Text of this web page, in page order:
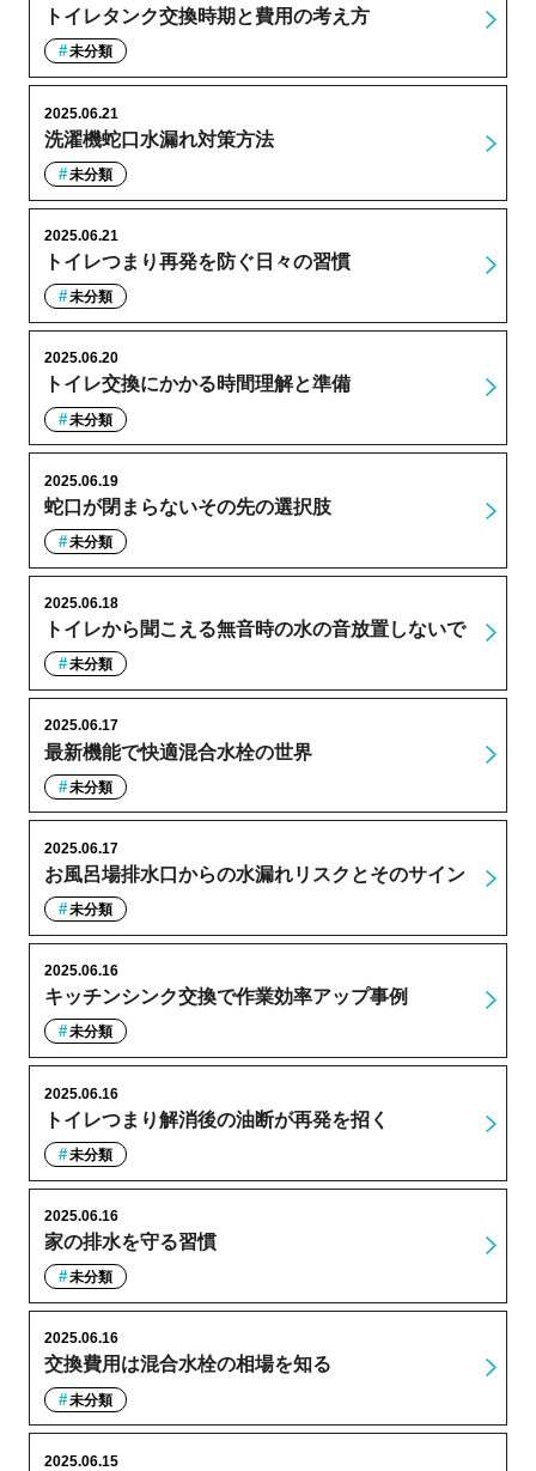
トイレタンク交換時期と費用の考え方
未分類
洗濯機蛇口水漏れ対策方法
2025.06.21
未分類
トイレつまり再発を防ぐ日々の習慣
2025.06.21
未分類
トイレ交換にかかる時間理解と準備
2025.06.20
未分類
蛇口が閉まらないその先の選択肢
2025.06.19
未分類
トイレから聞こえる無音時の水の音放置しないで
2025.06.18
未分類
最新機能で快適混合水栓の世界
2025.06.17
未分類
お風呂場排水口からの水漏れリスクとそのサイン
2025.06.17
未分類
キッチンシンク交換で作業効率アップ事例
2025.06.16
未分類
トイレつまり解消後の油断が再発を招く
2025.06.16
未分類
家の排水を守る習慣
2025.06.16
未分類
交換費用は混合水栓の相場を知る
2025.06.16
未分類
2025.06.15